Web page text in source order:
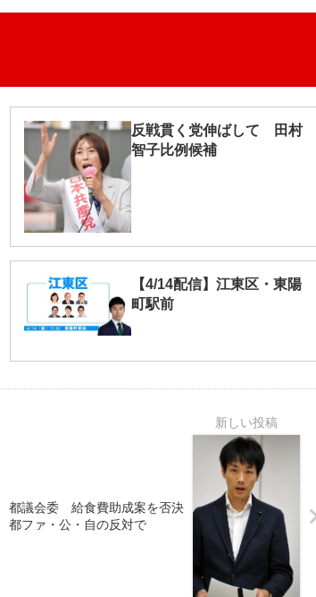
反戦貫く党伸ばして 田村
智子比例候補
【4/14配信】江東区・東陽
町駅前
都議会委 給食費助成案を否決
都ファ・公・自の反対で